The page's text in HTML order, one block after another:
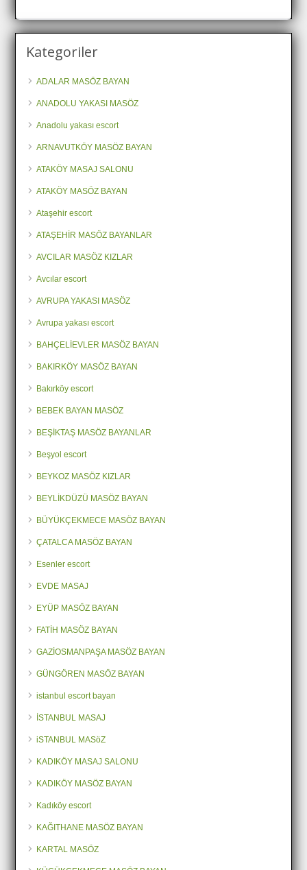
Kategoriler
ADALAR MASÖZ BAYAN
ANADOLU YAKASI MASÖZ
Anadolu yakası escort
ARNAVUTKÖY MASÖZ BAYAN
ATAKÖY MASAJ SALONU
ATAKÖY MASÖZ BAYAN
Ataşehir escort
ATAŞEHİR MASÖZ BAYANLAR
AVCILAR MASÖZ KIZLAR
Avcılar escort
AVRUPA YAKASI MASÖZ
Avrupa yakası escort
BAHÇELİEVLER MASÖZ BAYAN
BAKIRKÖY MASÖZ BAYAN
Bakırköy escort
BEBEK BAYAN MASÖZ
BEŞİKTAŞ MASÖZ BAYANLAR
Beşyol escort
BEYKOZ MASÖZ KIZLAR
BEYLİKDÜZÜ MASÖZ BAYAN
BÜYÜKÇEKMECE MASÖZ BAYAN
ÇATALCA MASÖZ BAYAN
Esenler escort
EVDE MASAJ
EYÜP MASÖZ BAYAN
FATİH MASÖZ BAYAN
GAZİOSMANPAŞA MASÖZ BAYAN
GÜNGÖREN MASÖZ BAYAN
istanbul escort bayan
İSTANBUL MASAJ
iSTANBUL MASöZ
KADIKÖY MASAJ SALONU
KADIKÖY MASÖZ BAYAN
Kadıköy escort
KAĞITHANE MASÖZ BAYAN
KARTAL MASÖZ